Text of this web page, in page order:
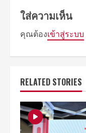
ใส่ความเห็น
คุณต้องเข้าสู่ระบบ
RELATED STORIES